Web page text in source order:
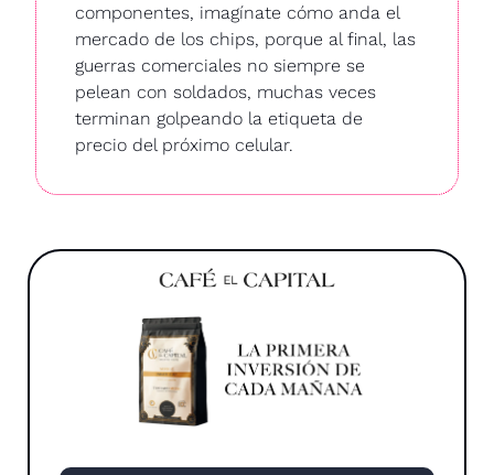
componentes, imagínate cómo anda el
mercado de los chips, porque al final, las
guerras comerciales no siempre se
pelean con soldados, muchas veces
terminan golpeando la etiqueta de
precio del próximo celular.